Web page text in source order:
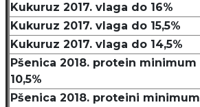
Kukuruz 2017. vlaga do 16%
Kukuruz 2017. vlaga do 15,5%
Kukuruz 2017. vlaga do 14,5%
Pšenica 2018. protein minimum
10,5%
Pšenica 2018. proteini minimum